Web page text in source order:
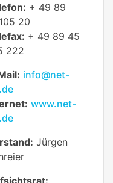
+ 49 89
20
+ 49 89 45
222
info@net-
www.net-
Jürgen